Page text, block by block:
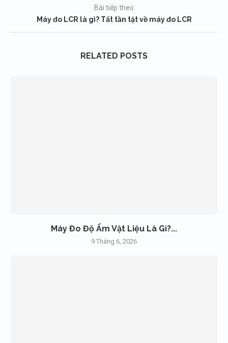
Bài tiếp theo
Máy đo LCR là gì? Tất tần tật về máy đo LCR
RELATED POSTS
Máy Đo Độ Ẩm Vật Liệu Là Gì?...
9 Tháng 6, 2026